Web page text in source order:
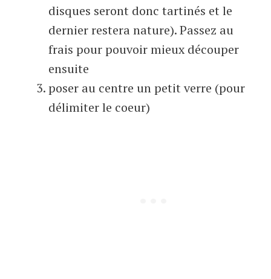
disques seront donc tartinés et le
dernier restera nature). Passez au
frais pour pouvoir mieux découper
ensuite
poser au centre un petit verre (pour
délimiter le coeur)